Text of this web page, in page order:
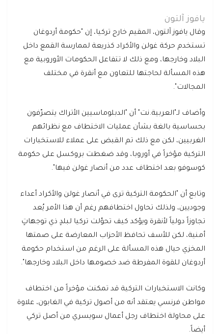
يافوز آلتون
وقال يافوز آلتون، المقيم خارج تركيا، إن "حكومة أردوغان
تستخدم حركة غولن والأكراد كذريعة لممارسة القمع داخل
البلاد وخارجها، ومع ذلك لا تتفاعل الحكومات الأوروبية مع
هذه المسألة لحاجتها للتعاون مع أنقرة في مختلف
المجالات".
وأضاف لـ"العربية.نت" أن "الدبلوماسيين الأتراك يتصرّفون
بحساسية بالغة بشأن عمليات الاختطاف مع نظرائهم
الغربيين، لكن مع ذلك تم القبض على عملاء للاستخبارات
التركية مؤخراً في أوروبا، وقد ضغطت بروكسل على حكومة
كوسوفو بعد اختطاف عدد من أنصار غولن فيها".
وتابع أن "الحكومة التركية ترى في أنصار غولن والأكراد أعداء
وجوديين، ولذلك تحاول اختطافهم رغم أن هذا الأمر يُعد
تجاوزاً دولياً لأنقرة ويؤكد كيف تحوّلت تركيا لبلدٍ ذي توجهاتٍ
أمنية، لكن للأسف تحافظ الأحزاب المعارضة على صمتها
المخزي حيال هذه المسألة على الرغم من استخدام حكومة
أردوغان للقوة المفرطة ضد خصومها داخل البلاد وخارجها".
وكانت الاستخبارات التركية قد تمكنت مؤخراً من اختطاف
مواطن فرنسي يعتقد أنه من أصول تركية في الغابون، علاوة
على محاولة اختطاف رجل أعمال سويسري من أصل تركي
أيضاً.